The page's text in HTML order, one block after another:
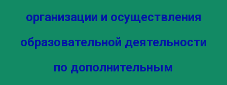
организации и осуществления
образовательной деятельности
по дополнительным